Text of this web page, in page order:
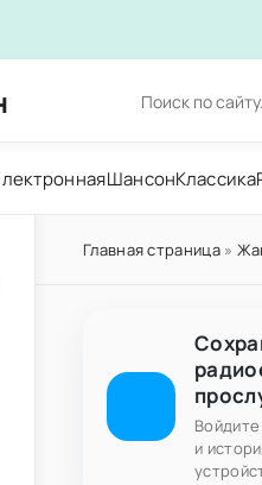
ШансонКлассика
Главная страница»
и